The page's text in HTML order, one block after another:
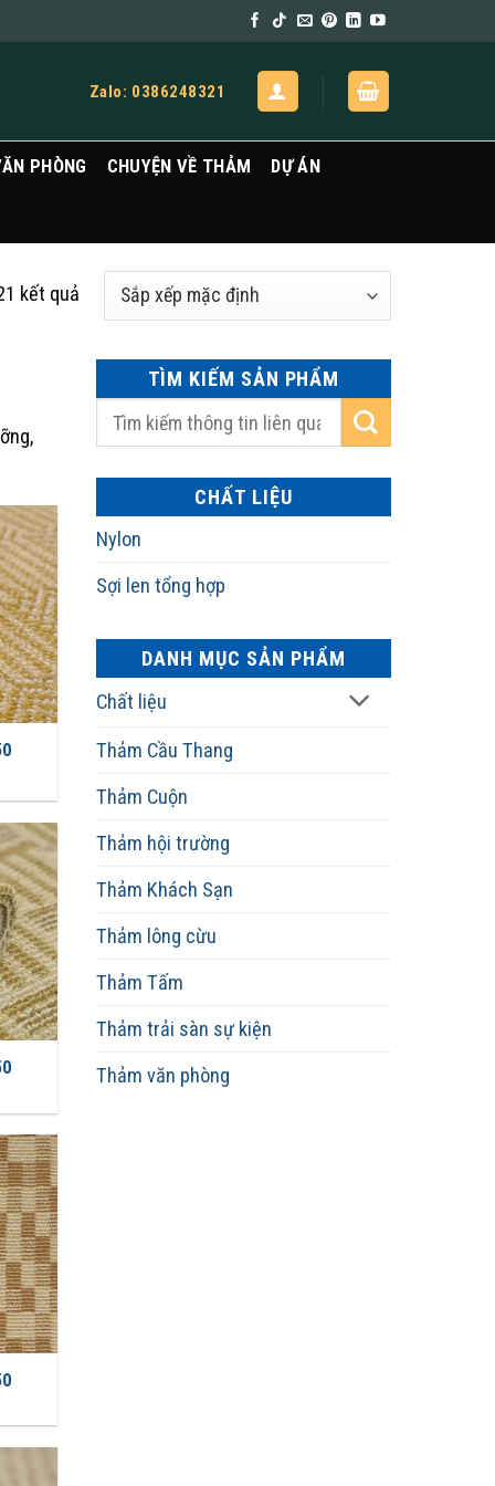
Zalo: 0386248321
PHÒNG CHUYỆN VỀ THẢM DỰ ÁN
kết quả
TÌM KIẾM SẢN PHẨM
CHẤT LIỆU
Nylon
Sợi len tổng hợp
DANH MỤC SẢN PHẨM
Chất liệu
Thảm Cầu Thang
Thảm Cuộn
Thảm hội trường
Thảm Khách Sạn
Thảm lông cừu
Thảm Tấm
Thảm trải sàn sự kiện
Thảm văn phòng